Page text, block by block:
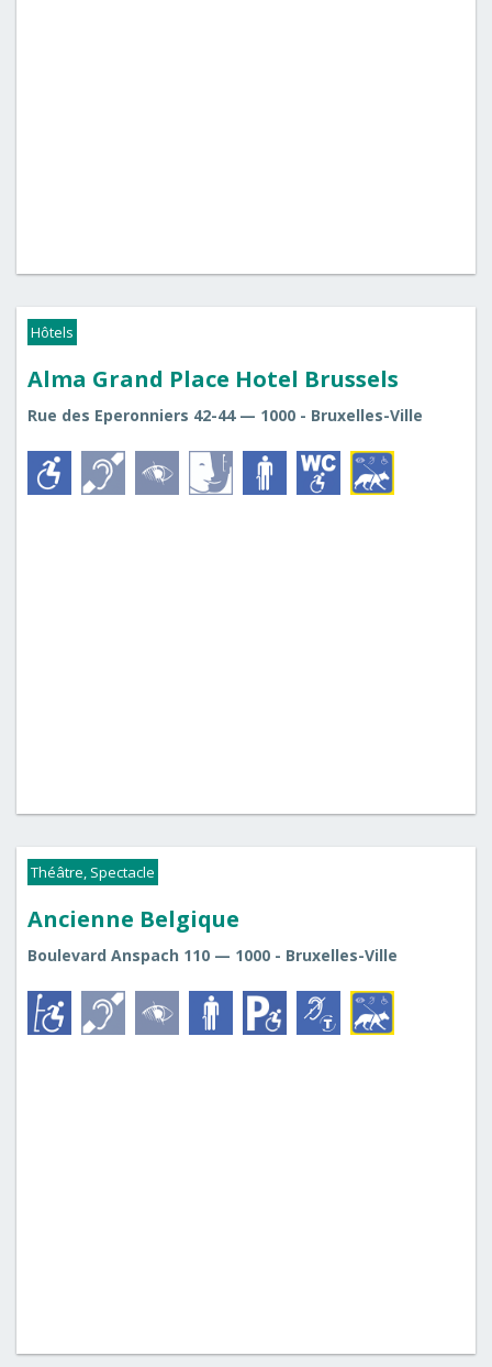
Hôtels
Alma Grand Place Hotel Brussels
Rue des Eperonniers 42-44 — 1000 - Bruxelles-Ville
Théâtre, Spectacle
Ancienne Belgique
Boulevard Anspach 110 — 1000 - Bruxelles-Ville